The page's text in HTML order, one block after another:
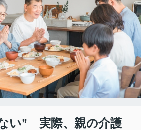
い” 実際、親の介護